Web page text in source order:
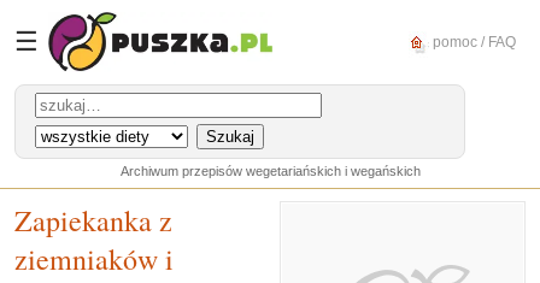
☰ pomoc / FAQ
Archiwum przepisów wegetariańskich i wegańskich
Zapiekanka z
ziemniaków i